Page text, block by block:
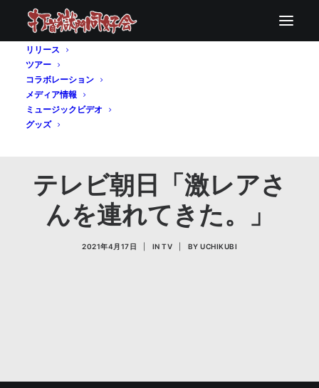
リリース
ツアー
コラボレーション
メディア情報
ミュージックビデオ
グッズ
テレビ朝日「激レアさ
んを連れてきた。」
2021年4月17日 IN TV BY UCHIKUBI